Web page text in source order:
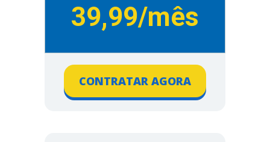
39,99/mês
CONTRATAR AGORA